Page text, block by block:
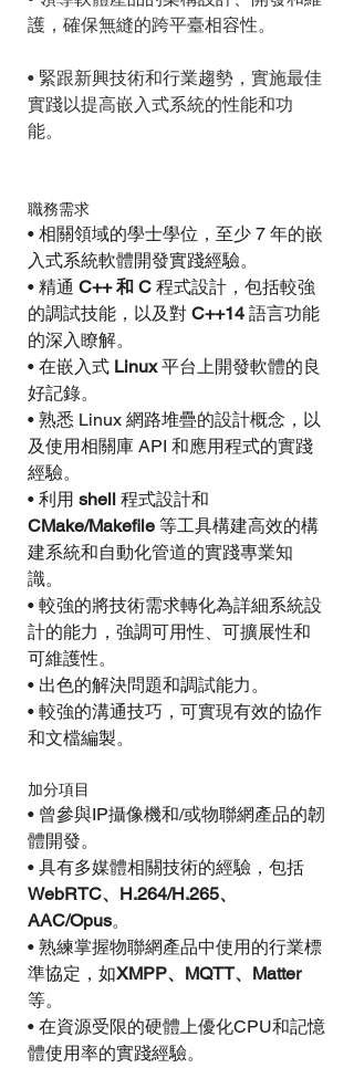
護，確保無縫的跨平臺相容性。
• 緊跟新興技術和行業趨勢，實施最佳
實踐以提高嵌入式系統的性能和功
能。
職務需求
• 相關領域的學士學位，至少 7 年的嵌
入式系統軟體開發實踐經驗。
• 精通 C++ 和 C 程式設計，包括較強
的調試技能，以及對 C++14 語言功能
的深入瞭解。
• 在嵌入式 Linux 平台上開發軟體的良
好記錄。
• 熟悉 Linux 網路堆疊的設計概念，以
及使用相關庫 API 和應用程式的實踐
經驗。
• 利用 shell 程式設計和
CMake/Makefile 等工具構建高效的構
建系統和自動化管道的實踐專業知
識。
• 較強的將技術需求轉化為詳細系統設
計的能力，強調可用性、可擴展性和
可維護性。
• 出色的解決問題和調試能力。
• 較強的溝通技巧，可實現有效的協作
和文檔編製。
加分項目
• 曾參與IP攝像機和/或物聯網產品的韌
體開發。
• 具有多媒體相關技術的經驗，包括
WebRTC、H.264/H.265、
AAC/Opus。
• 熟練掌握物聯網產品中使用的行業標
準協定，如XMPP、MQTT、Matter
等。
• 在資源受限的硬體上優化CPU和記憶
體使用率的實踐經驗。